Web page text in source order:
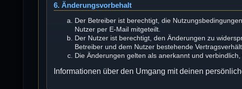
6. Änderungsvorbehalt
Der Betreiber ist berechtigt, die
Nutzer per E-Mail mitgeteilt.
Der Nutzer ist berechtigt, den Änderungen zu
Betreiber und dem Nutzer bestehende
Die Änderungen gelten als anerkannt und
Informationen über den Umgang mit deinen